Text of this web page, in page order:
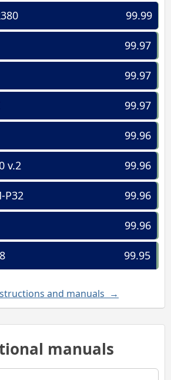
99.99
99.97
99.97
99.97
99.96
99.96
v.2
99.96
P32
99.96
99.95
and manuals →
manuals